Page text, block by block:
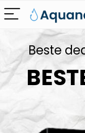
Beste